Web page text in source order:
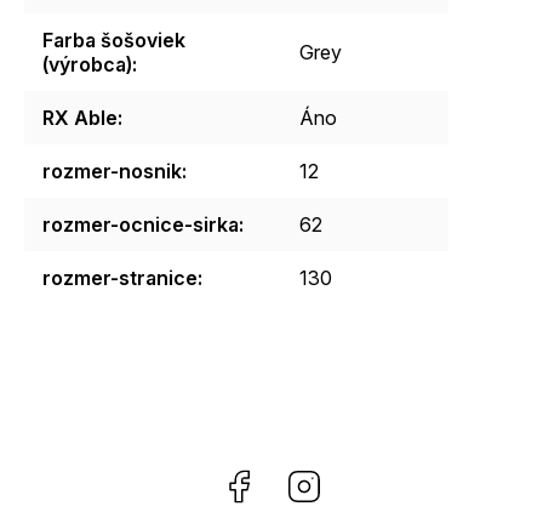
Farba šošoviek
(výrobca): Grey
RX Able: Áno
rozmer-nosnik: 12
rozmer-ocnice-sirka: 62
rozmer-stranice: 130
Facebook